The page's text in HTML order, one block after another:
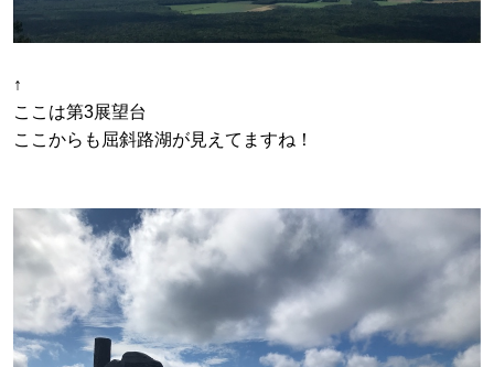
↑
ここは第3展望台
ここからも屈斜路湖が見えてますね！